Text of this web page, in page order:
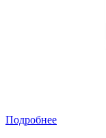
Подробнее